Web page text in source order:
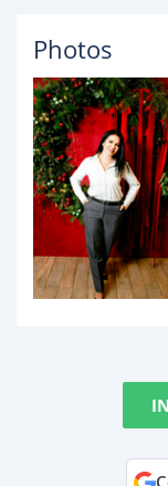
Photos